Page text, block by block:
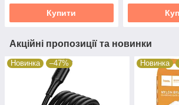
Купити
Акційні пропозиції та новинки
Новинка –47% Новинка